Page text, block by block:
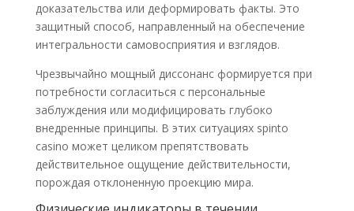
доказательства или деформировать факты. Это
защитный способ, направленный на обеспечение
интегральности самовосприятия и взглядов.
Чрезвычайно мощный диссонанс формируется при
потребности согласиться с персональные
заблуждения или модифицировать глубоко
внедренные принципы. В этих ситуациях spinto
casino может целиком препятствовать
действительное ощущение действительности,
порождая отклоненную проекцию мира.